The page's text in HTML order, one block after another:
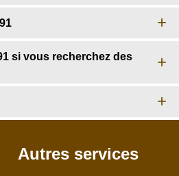
si vous recherchez des
Autres services